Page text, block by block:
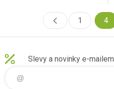
1 4
Slevy a novinky e-mailem